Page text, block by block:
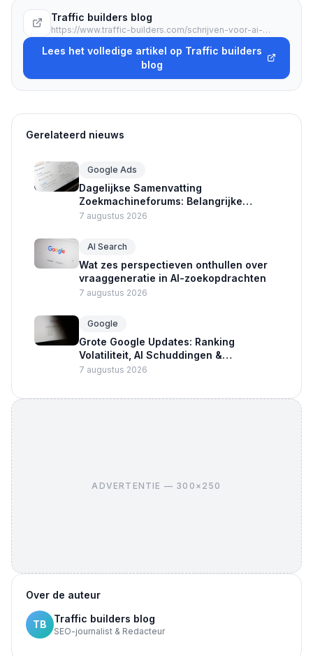
Traffic builders blog
https://www.traffic-builders.com/schrijven-voor-ai-zoekmachines-6-tips-uit-brightonseo-2026/
Lees het volledige artikel op Traffic builders
blog
Gerelateerd nieuws
Google Ads
Dagelijkse Samenvatting
Zoekmachineforums: Belangrijke
Updates Google Ads en Crawlers
7 augustus 2026
AI Search
Wat zes perspectieven onthullen over
vraaggeneratie in AI-zoekopdrachten
7 augustus 2026
Google
Grote Google Updates: Ranking
Volatiliteit, AI Schuddingen &
Advertentie Nieuws
7 augustus 2026
ADVERTENTIE — 300×250
Over de auteur
TB Traffic builders blog
SEO-journalist & Redacteur